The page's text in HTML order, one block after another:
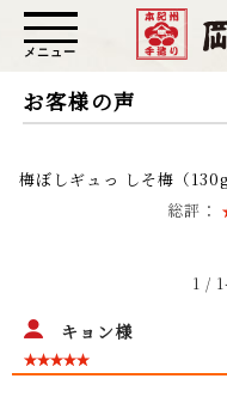
メニュー
お客様の声
梅ぼしギュっ しそ梅（
総評：
1 / 1
キョン様